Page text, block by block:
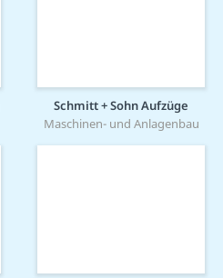
Schmitt + Sohn Aufzüge
Maschinen- und Anlagenbau